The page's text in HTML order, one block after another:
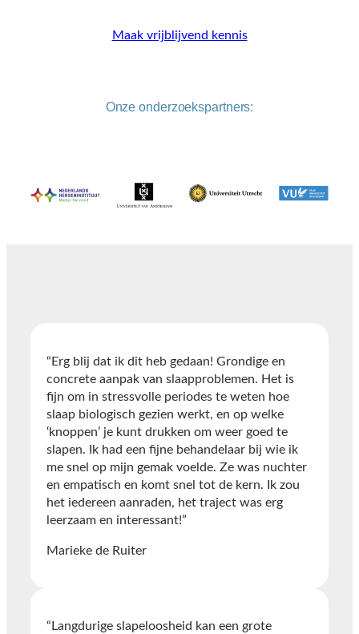
Maak vrijblijvend kennis
Onze onderzoekspartners:
“Erg blij dat ik dit heb gedaan! Grondige en
concrete aanpak van slaapproblemen. Het is
fijn om in stressvolle periodes te weten hoe
slaap biologisch gezien werkt, en op welke
‘knoppen’ je kunt drukken om weer goed te
slapen. Ik had een fijne behandelaar bij wie ik
me snel op mijn gemak voelde. Ze was nuchter
en empatisch en komt snel tot de kern. Ik zou
het iedereen aanraden, het traject was erg
leerzaam en interessant!”
Marieke de Ruiter
“Langdurige slapeloosheid kan een grote